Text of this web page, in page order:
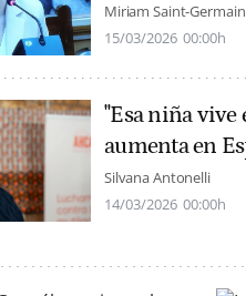
Miriam Saint-Germain
15/03/2026 00:00h
"Esa niña
aumenta en
Silvana Antonelli
14/03/2026 00:00h